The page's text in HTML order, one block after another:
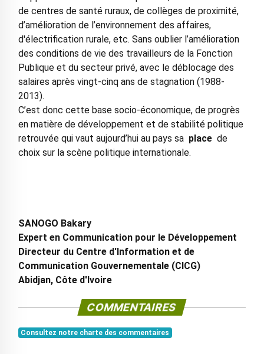
de centres de santé ruraux, de collèges de proximité,
d’amélioration de l’environnement des affaires,
d'électrification rurale, etc. Sans oublier l’amélioration
des conditions de vie des travailleurs de la Fonction
Publique et du secteur privé, avec le déblocage des
salaires après vingt-cinq ans de stagnation (1988-
2013).
C’est donc cette base socio-économique, de progrès
en matière de développement et de stabilité politique
retrouvée qui vaut aujourd’hui au pays sa placede
choix sur la scène politique internationale.
SANOGO Bakary
Expert en Communication pour le Développement
Directeur du Centre d'Information et de
Communication Gouvernementale (CICG)
Abidjan, Côte d'Ivoire
COMMENTAIRES
Consultez notre charte des commentaires